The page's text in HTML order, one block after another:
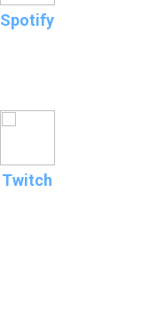
Spotify
Twitch